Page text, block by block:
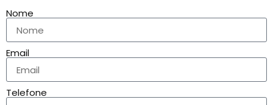
Nome
Email
Telefone